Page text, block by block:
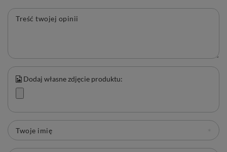
Treść twojej opinii
Dodaj własne zdjęcie produktu:
Twoje imię